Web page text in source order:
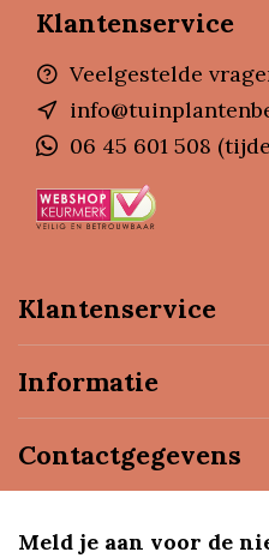
Klantenservice
Veelgestelde
06 45 601 508
Klantenservice
Informatie
Contactgegevens
Meld je aan voor de